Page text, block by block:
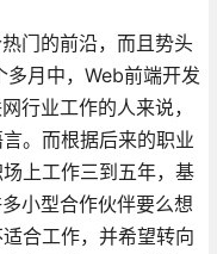
门的前沿，而且势头
月中，Web前端开发
行业工作的人来说，
。而根据后来的职业
上工作三到五年，基
小型合作伙伴要么想
合工作，并希望转向